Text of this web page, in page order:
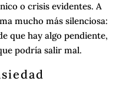
o crisis evidentes. A
mucho más silenciosa:
que hay algo pendiente,
podría salir mal.